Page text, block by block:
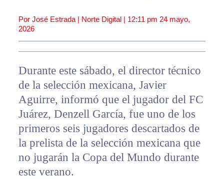
Por José Estrada | Norte Digital | 12:11 pm 24 mayo,
2026
Durante este sábado, el director técnico
de la selección mexicana, Javier
Aguirre, informó que el jugador del FC
Juárez, Denzell García, fue uno de los
primeros seis jugadores descartados de
la prelista de la selección mexicana que
no jugarán la Copa del Mundo durante
este verano.